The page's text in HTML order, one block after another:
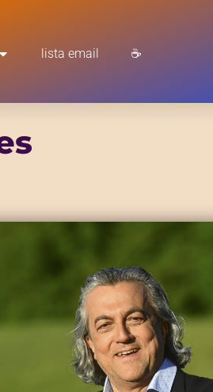
lista email ☕️